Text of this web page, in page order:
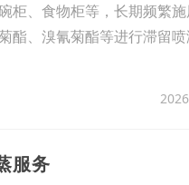
柜、食物柜等，长期频繁
溴氰菊酯等进行滞留喷
服务